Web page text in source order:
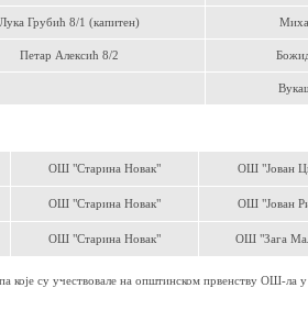
Лука Грубић 8/1 (капитен)
Петар Алексић 8/2
ОШ "Старина Новак" ОШ "Јован
ОШ "Старина Новак" ОШ "Јован
ОШ "Старина Новак" ОШ "Зага
које су учествовале на општинском првенству ОШ-